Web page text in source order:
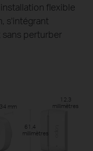
flexible
s'intégrant
perturber
34 mm
61,4
millimètres
12,3
millimètres